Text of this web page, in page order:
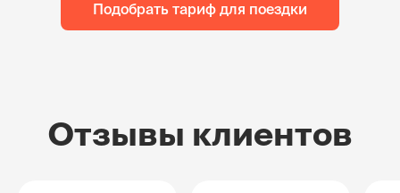
Подобрать тариф для поездки
Отзывы клиентов